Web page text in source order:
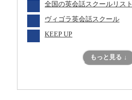
全国の英会話スクールリスト
ヴィゴラ英会話スクール
KEEP UP
もっと見る ↓